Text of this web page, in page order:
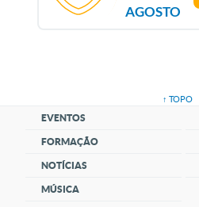
AGOSTO
↑ TOPO
EVENTOS
FORMAÇÃO
NOTÍCIAS
MÚSICA